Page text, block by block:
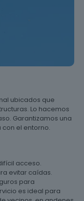
ubicados que
Lo hacemos
Garantizamos una
el entorno.
acceso.
evitar caídas.
para
es ideal para